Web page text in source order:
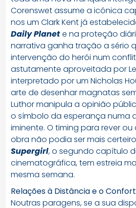
Corenswet assume a icónica
nos um Clark Kent já
Daily Planete na proteção
narrativa ganha tração a sério
intervenção do herói num
astutamente aproveitada por
interpretado por um Nicholas
arte de desenhar magnatas
Luthor manipula a opinião
o símbolo da esperança numa
iminente. O timing para rever
obra não podia ser mais
Supergirl, o segundo capítulo
cinematográfica, tem estreia
mesma semana.
Relações à Distância e o
Noutras paragens, se a sua